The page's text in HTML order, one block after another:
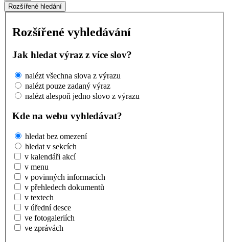
Rozšířené hledání
Rozšířené vyhledávání
Jak hledat výraz z více slov?
nalézt všechna slova z výrazu
nalézt pouze zadaný výraz
nalézt alespoň jedno slovo z výrazu
Kde na webu vyhledávat?
hledat bez omezení
hledat v sekcích
v kalendáři akcí
v menu
v povinných informacích
v přehledech dokumentů
v textech
v úřední desce
ve fotogaleriích
ve zprávách